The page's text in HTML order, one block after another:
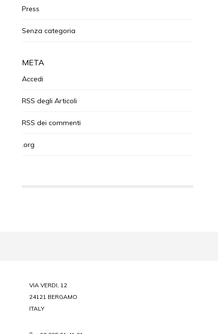
Press
Senza categoria
META
Accedi
RSS degli Articoli
RSS dei commenti
.org
VIA VERDI, 12
24121 BERGAMO
ITALY